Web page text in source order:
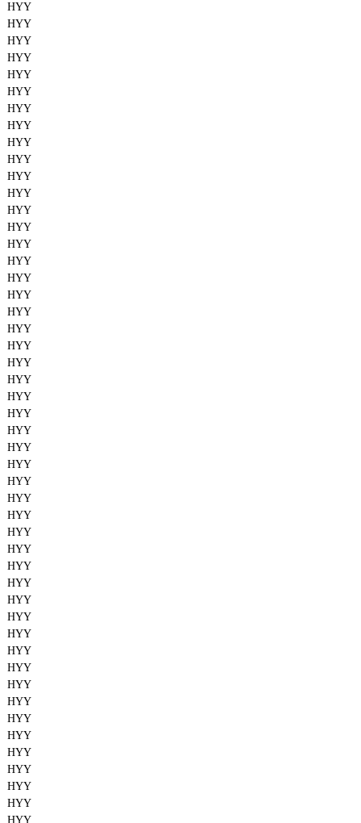
HYY
HYY
HYY
HYY
HYY
HYY
HYY
HYY
HYY
HYY
HYY
HYY
HYY
HYY
HYY
HYY
HYY
HYY
HYY
HYY
HYY
HYY
HYY
HYY
HYY
HYY
HYY
HYY
HYY
HYY
HYY
HYY
HYY
HYY
HYY
HYY
HYY
HYY
HYY
HYY
HYY
HYY
HYY
HYY
HYY
HYY
HYY
HYY
HYY